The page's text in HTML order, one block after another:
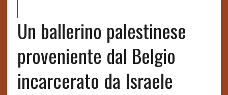
Un ballerino palestinese
proveniente dal Belgio
incarcerato da Israele